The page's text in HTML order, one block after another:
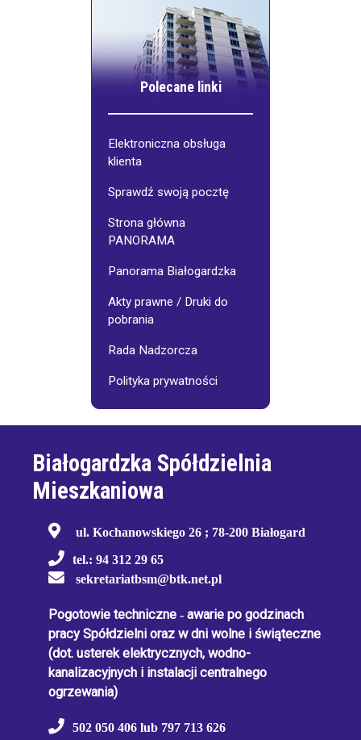
Polecane linki
Elektroniczna obsługa
klienta
Sprawdź swoją pocztę
Strona główna
PANORAMA
Panorama Białogardzka
Akty prawne / Druki do
pobrania
Rada Nadzorcza
Polityka prywatności
Białogardzka Spółdzielnia
Mieszkaniowa
ul. Kochanowskiego 26 ; 78-200 Białogard
tel.: 94 312 29 65
sekretariatbsm@btk.net.pl
Pogotowie techniczne - awarie po godzinach
pracy Spółdzielni oraz w dni wolne i świąteczne
(dot. usterek elektrycznych, wodno-
kanalizacyjnych i instalacji centralnego
ogrzewania)
502 050 406 lub 797 713 626